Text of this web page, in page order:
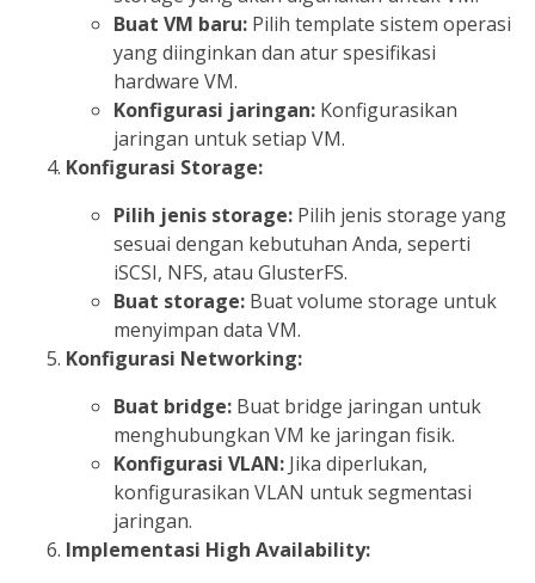
Buat VM baru: Pilih template sistem operasi
yang diinginkan dan atur spesifikasi
hardware VM.
Konfigurasi jaringan: Konfigurasikan
jaringan untuk setiap VM.
Konfigurasi Storage:
Pilih jenis storage: Pilih jenis storage yang
sesuai dengan kebutuhan Anda, seperti
iSCSI, NFS, atau GlusterFS.
Buat storage: Buat volume storage untuk
menyimpan data VM.
Konfigurasi Networking:
Buat bridge: Buat bridge jaringan untuk
menghubungkan VM ke jaringan fisik.
Konfigurasi VLAN: Jika diperlukan,
konfigurasikan VLAN untuk segmentasi
jaringan.
Implementasi High Availability: